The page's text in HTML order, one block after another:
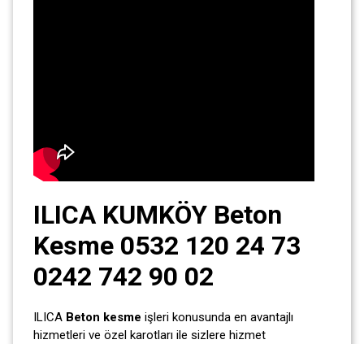
ILICA KUMKÖY Beton
Kesme 0532 120 24 73
0242 742 90 02
ILICA Beton kesme işleri konusunda en avantajlı
hizmetleri ve özel karotları ile sizlere hizmet